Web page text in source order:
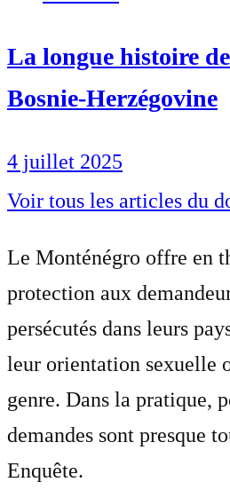
La longue histoire
Bosnie-Herzégovine
4 juillet 2025
Voir tous les articles du
Le Monténégro offre en
protection aux
persécutés dans leurs
leur orientation sexuelle
genre. Dans la pratique,
demandes sont presque
Enquête.